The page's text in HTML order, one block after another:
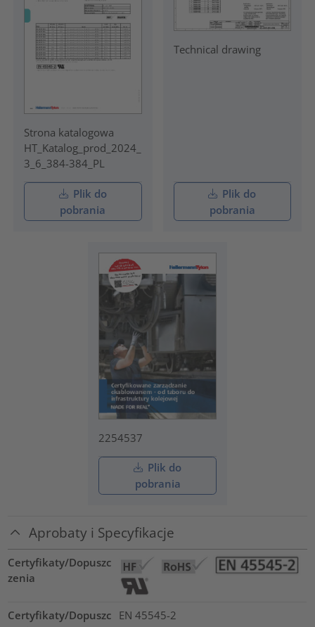
Strona katalogowa
HT_Katalog_prod_2024_
3_6_384-384_PL
Plik do
pobrania
Technical drawing
Plik do
pobrania
2254537
Plik do
pobrania
Aprobaty i Specyfikacje
Certyfikaty/Dopuszc
zenia
Certyfikaty/Dopuszc EN 45545-2